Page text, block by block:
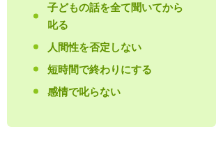
子どもの話を全て聞いてから
叱る
人間性を否定しない
短時間で終わりにする
感情で叱らない